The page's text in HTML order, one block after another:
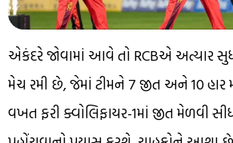
એકંદરે જોવામાં આવે તો RCBએ અત્યાર
મેચ રમી છે, જેમાં ટીમને 7 જીત અને 10
વખત ફરી ક્વોલિફાયર-1માં જીત મેળવી